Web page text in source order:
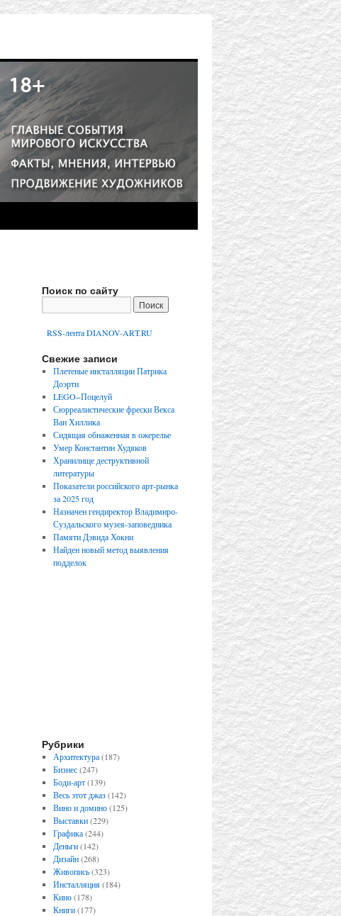
Поиск по сайту
RSS-лента DIANOV-ART.RU
Свежие записи
Плетеные инсталляции Патрика
Доэрти
LEGO−Поцелуй
Сюрреалистические фрески Векса
Ван Хиллика
Сидящая обнаженная в ожерелье
Умер Константин Худяков
Хранилище деструктивной
литературы
Показатели российского арт-рынка
за 2025 год
Назначен гендиректор Владимиро-
Суздальского музея-заповедника
Памяти Дэвида Хокни
Найден новый метод выявления
подделок
Рубрики
Архитектура(187)
Бизнес(247)
Боди-арт(139)
Весь этот джаз(142)
Вино и домино(125)
Выставки(229)
Графика(244)
Деньги(142)
Дизайн(268)
Живопись(323)
Инсталляция(184)
Кино(178)
Книги(177)